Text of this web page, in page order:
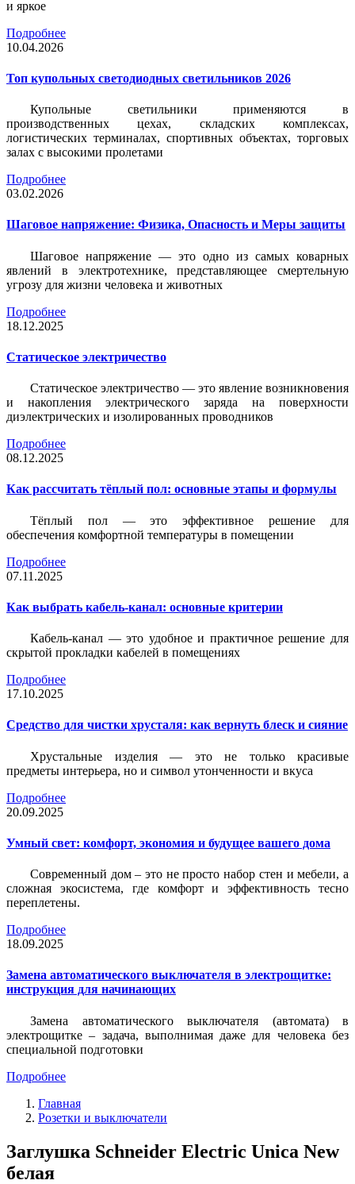
и яркое
Подробнее
10.04.2026
Топ купольных светодиодных светильников 2026
Купольные светильники применяются в
производственных цехах, складских комплексах,
логистических терминалах, спортивных объектах, торговых
залах с высокими пролетами
Подробнее
03.02.2026
Шаговое напряжение: Физика, Опасность и Меры защиты
Шаговое напряжение — это одно из самых коварных
явлений в электротехнике, представляющее смертельную
угрозу для жизни человека и животных
Подробнее
18.12.2025
Статическое электричество
Статическое электричество — это явление возникновения
и накопления электрического заряда на поверхности
диэлектрических и изолированных проводников
Подробнее
08.12.2025
Как рассчитать тёплый пол: основные этапы и формулы
Тёплый пол — это эффективное решение для
обеспечения комфортной температуры в помещении
Подробнее
07.11.2025
Как выбрать кабель-канал: основные критерии
Кабель-канал — это удобное и практичное решение для
скрытой прокладки кабелей в помещениях
Подробнее
17.10.2025
Средство для чистки хрусталя: как вернуть блеск и сияние
Хрустальные изделия — это не только красивые
предметы интерьера, но и символ утонченности и вкуса
Подробнее
20.09.2025
Умный свет: комфорт, экономия и будущее вашего дома
Современный дом – это не просто набор стен и мебели, а
сложная экосистема, где комфорт и эффективность тесно
переплетены.
Подробнее
18.09.2025
Замена автоматического выключателя в электрощитке:
инструкция для начинающих
Замена автоматического выключателя (автомата) в
электрощитке – задача, выполнимая даже для человека без
специальной подготовки
Подробнее
Главная
Розетки и выключатели
Заглушка Schneider Electric Unica New
белая